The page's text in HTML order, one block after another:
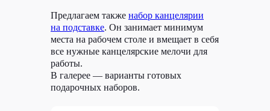
Предлагаем также набор канцелярии
на подставке. Он занимает минимум
места на рабочем столе и вмещает в себя
все нужные канцелярские мелочи для
работы.
В галерее — варианты готовых
подарочных наборов.